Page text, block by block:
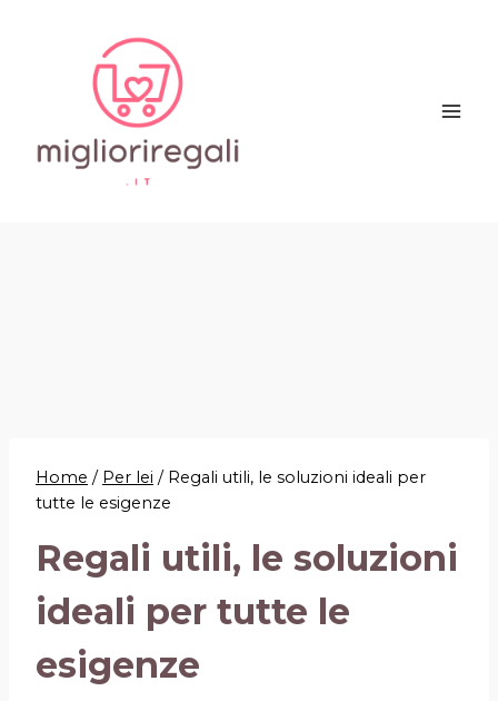
contenuto
Home / Per lei / Regali utili, le soluzioni ideali per
tutte le esigenze
Regali utili, le soluzioni
ideali per tutte le
esigenze